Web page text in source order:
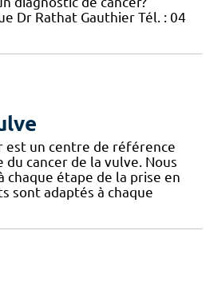
Dr Rathat Gauthier Tél. : 04
est un centre de référence
du cancer de la vulve. Nous
chaque étape de la prise en
sont adaptés à chaque